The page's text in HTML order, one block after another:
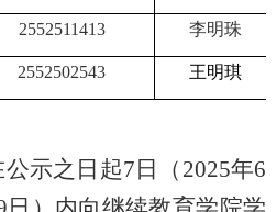
2552511413 李明珠
2552502543 王明琪
示之日起7 日（ 2025年6